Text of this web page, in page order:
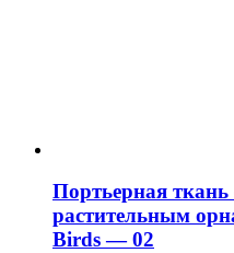
Портьерная
растительным
Birds — 02